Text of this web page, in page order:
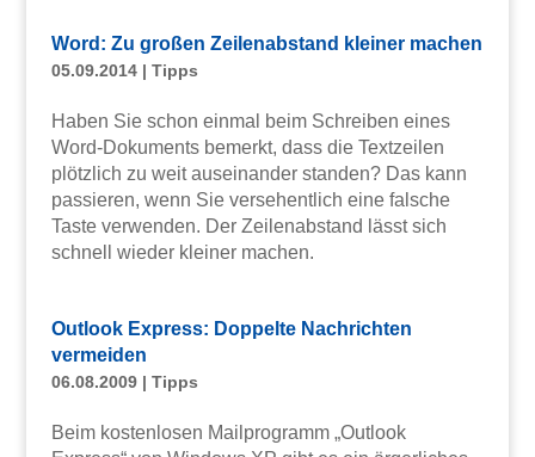
Word: Zu großen Zeilenabstand kleiner machen
05.09.2014| Tipps
Haben Sie schon einmal beim Schreiben eines
Word-Dokuments bemerkt, dass die Textzeilen
plötzlich zu weit auseinander standen? Das kann
passieren, wenn Sie versehentlich eine falsche
Taste verwenden. Der Zeilenabstand lässt sich
schnell wieder kleiner machen.
Outlook Express: Doppelte Nachrichten
vermeiden
06.08.2009| Tipps
Beim kostenlosen Mailprogramm „Outlook